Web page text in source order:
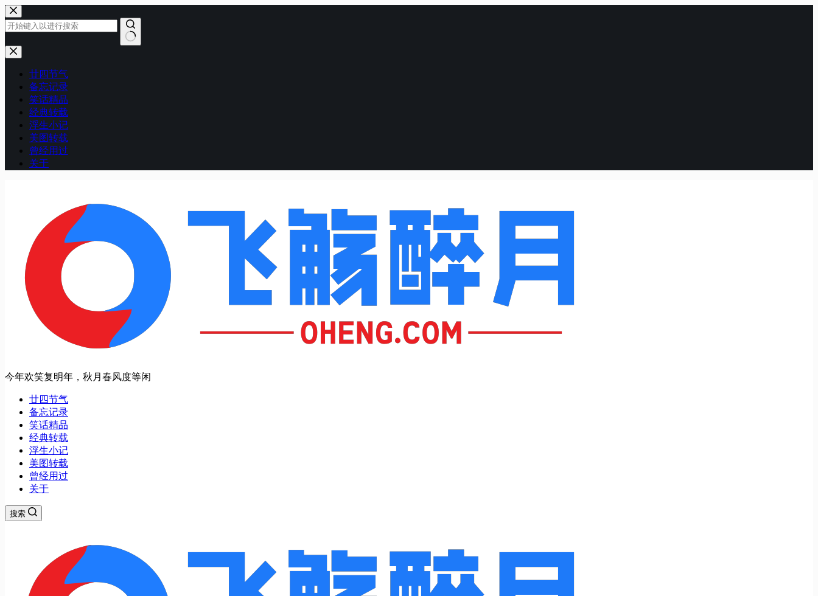
跳
至
内
容
无
廿四节气
备忘记录
笑话精品
经典转载
浮生小记
美图转载
曾经用过
关于
今年欢笑复明年，秋月春风度等闲
廿四节气
备忘记录
笑话精品
经典转载
浮生小记
美图转载
曾经用过
关于
搜索